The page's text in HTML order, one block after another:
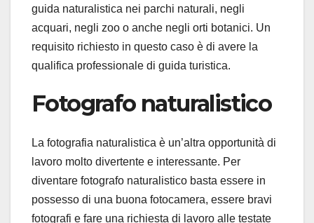
guida naturalistica nei parchi naturali, negli
acquari, negli zoo o anche negli orti botanici. Un
requisito richiesto in questo caso è di avere la
qualifica professionale di guida turistica.
Fotografo naturalistico
La fotografia naturalistica è un’altra opportunità di
lavoro molto divertente e interessante. Per
diventare fotografo naturalistico basta essere in
possesso di una buona fotocamera, essere bravi
fotografi e fare una richiesta di lavoro alle testate